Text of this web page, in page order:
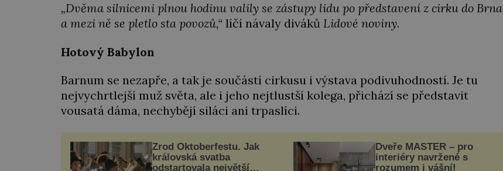
„Dvěma silnicemi plnou hodinu valily se zástupy lidu po představení z cirku do Brna
a mezi ně se pletlo sta povozů,“ líčí návaly diváků Lidové noviny.
Hotový Babylon
Barnum se nezapře, a tak je součástí cirkusu i výstava podivuhodností. Je tu
nejvychrtlejší muž světa, ale i jeho nejtlustší kolega, přichází se představit
vousatá dáma, nechybějí siláci ani trpaslíci.
Zrod Oktoberfestu. Jak
královská svatba
odstartovala největší
Dveře MASTER – pro
interiéry navržené s
rozumem i vášní!